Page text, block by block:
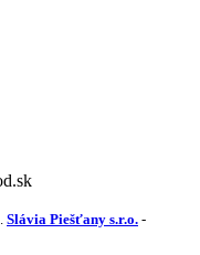
Slávia Piešťany s.r.o. -